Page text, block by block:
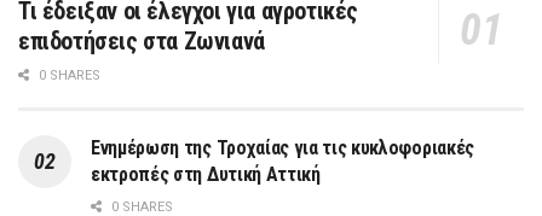
Τι έδειξαν οι έλεγχοι για αγροτικές
επιδοτήσεις στα Ζωνιανά
0 SHARES
Ενημέρωση της Τροχαίας για τις κυκλοφοριακές
εκτροπές στη Δυτική Αττική
0 SHARES